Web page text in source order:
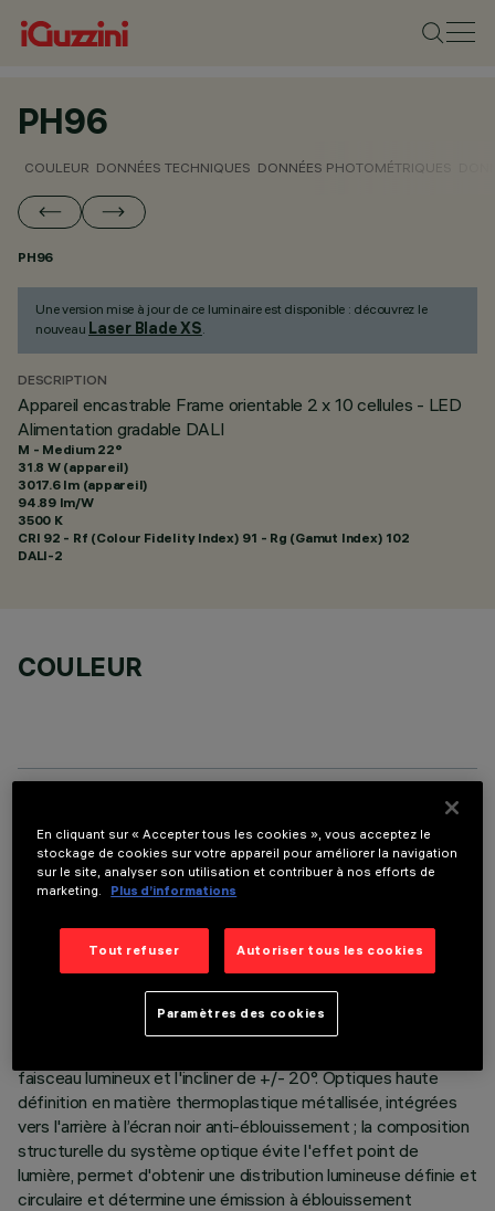
PH96
COULEUR DONNÉES TECHNIQUES DONNÉES PHOTOMÉTRIQUES
PH96
Une version mise à jour de ce luminaire est disponible : découvrez le
nouveau Laser Blade XS.
DESCRIPTION
Appareil encastrable Frame orientable 2 x 10 cellules - LED
Alimentation gradable DALI
M - Medium 22°
31.8 W (appareil)
3017.6 lm (appareil)
94.89 lm/W
3500 K
CRI 92 - Rf (Colour Fidelity Index) 91 - Rg (Gamut Index) 102
DALI-2
COULEUR
DONNÉES TECHNIQUES
DERNIÈRE MISE À JOUR: 05/08/2026
Appareil rectangulaire à encastrer à sources LED. Logement
en tôle d'acier profilé avec cadre de finition. Les deux
éléments linéaires à 10 cellules lumineuses, réalisés en
aluminium moulé sous pression et dont la direction est
faisceau lumineux et l'incliner de +/- 20°. Optiques haute
définition en matière thermoplastique métallisée, intégrées
vers l'arrière à l’écran noir anti-éblouissement ; la composition
structurelle du système optique évite l'effet point de
lumière, permet d'obtenir une distribution lumineuse définie et
circulaire et détermine une émission à éblouissement
En cliquant sur « Accepter tous les cookies », vous acceptez le
stockage de cookies sur votre appareil pour améliorer la navigation
sur le site, analyser son utilisation et contribuer à nos efforts de
marketing.
Plus d’informations
Tout refuser Autoriser tous les cookies
Paramètres des cookies